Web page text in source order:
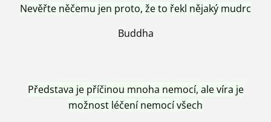
Nevěřte něčemu jen proto, že to řekl nějaký mudrc
Buddha
Představa je příčinou mnoha nemocí, ale víra je
možnost léčení nemocí všech